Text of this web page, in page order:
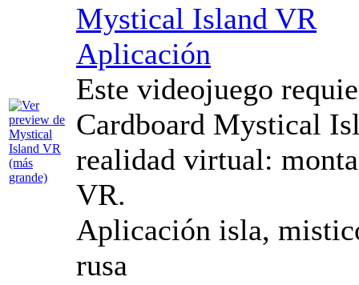
Mystical Island VR
Aplicación
Este videojuego
Cardboard Mystical
realidad virtual:
VR.
Aplicación isla,
rusa